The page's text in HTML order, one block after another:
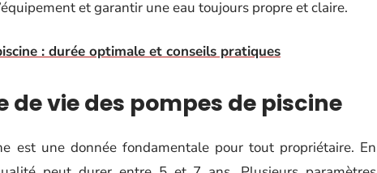
et garantir une eau toujours propre et claire.
: durée optimale et conseils pratiques
vie des pompes de piscine
est une donnée fondamentale pour tout propriétaire. En